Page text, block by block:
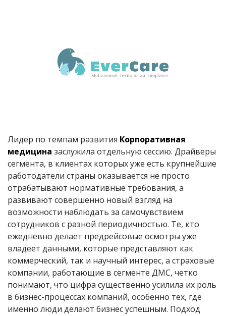
Лидер по темпам развития Корпоративная
медицина заслужила отдельную сессию. Драйверы
сегмента, в клиентах которых уже есть крупнейшие
работодатели страны оказывается не просто
отрабатывают нормативные требования, а
развивают совершенно новый взгляд на
возможности наблюдать за самочувствием
сотрудников с разной периодичностью. Те, кто
ежедневно делает предрейсовые осмотры уже
владеет данными, которые представляют как
коммерческий, так и научный интерес, а страховые
компании, работающие в сегменте ДМС, четко
понимают, что цифра существенно усилила их роль
в бизнес-процессах компаний, особенно тех, где
именно люди делают бизнес успешным. Подход